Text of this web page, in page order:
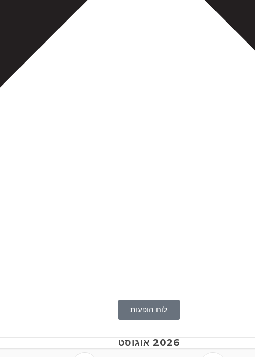
לוח הופעות
2026 אוגוסט